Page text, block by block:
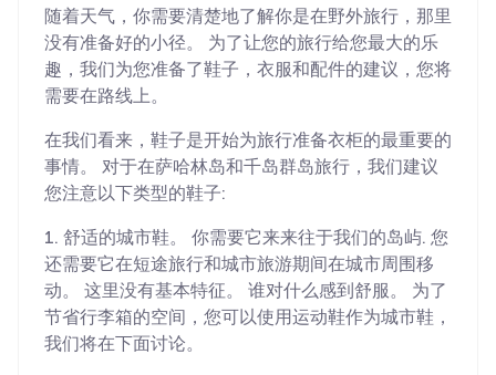
随着天气，你需要清楚地了解你是在野外旅行，那里
没有准备好的小径。 为了让您的旅行给您最大的乐
趣，我们为您准备了鞋子，衣服和配件的建议，您将
需要在路线上。
在我们看来，鞋子是开始为旅行准备衣柜的最重要的
事情。 对于在萨哈林岛和千岛群岛旅行，我们建议
您注意以下类型的鞋子:
1. 舒适的城市鞋。 你需要它来来往于我们的岛屿. 您
还需要它在短途旅行和城市旅游期间在城市周围移
动。 这里没有基本特征。 谁对什么感到舒服。 为了
节省行李箱的空间，您可以使用运动鞋作为城市鞋，
我们将在下面讨论。